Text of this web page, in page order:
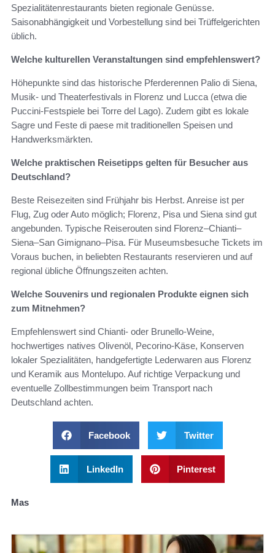
Spezialitätenrestaurants bieten regionale Genüsse.
Saisonabhängigkeit und Vorbestellung sind bei Trüffelgerichten
üblich.
Welche kulturellen Veranstaltungen sind empfehlenswert?
Höhepunkte sind das historische Pferderennen Palio di Siena,
Musik- und Theaterfestivals in Florenz und Lucca (etwa die
Puccini-Festspiele bei Torre del Lago). Zudem gibt es lokale
Sagre und Feste di paese mit traditionellen Speisen und
Handwerksmärkten.
Welche praktischen Reisetipps gelten für Besucher aus
Deutschland?
Beste Reisezeiten sind Frühjahr bis Herbst. Anreise ist per
Flug, Zug oder Auto möglich; Florenz, Pisa und Siena sind gut
angebunden. Typische Reiserouten sind Florenz–Chianti–
Siena–San Gimignano–Pisa. Für Museumsbesuche Tickets im
Voraus buchen, in beliebten Restaurants reservieren und auf
regional übliche Öffnungszeiten achten.
Welche Souvenirs und regionalen Produkte eignen sich
zum Mitnehmen?
Empfehlenswert sind Chianti- oder Brunello-Weine,
hochwertiges natives Olivenöl, Pecorino-Käse, Konserven
lokaler Spezialitäten, handgefertigte Lederwaren aus Florenz
und Keramik aus Montelupo. Auf richtige Verpackung und
eventuelle Zollbestimmungen beim Transport nach
Deutschland achten.
Facebook Twitter
LinkedIn Pinterest
Mas